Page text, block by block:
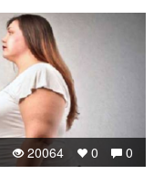
0
0
20064